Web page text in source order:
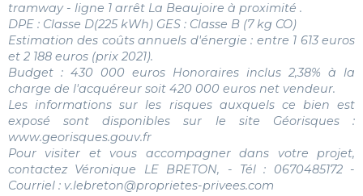
tramway - ligne 1 arrêt La Beaujoire à proximité .
DPE : Classe D(225 kWh) GES : Classe B (7 kg CO)
Estimation des coûts annuels d'énergie : entre 1 613 euros
et 2 188 euros (prix 2021).
Budget : 430 000 euros Honoraires inclus 2,38% à la
charge de l'acquéreur soit 420 000 euros net vendeur.
Les informations sur les risques auxquels ce bien est
exposé sont disponibles sur le site Géorisques :
www.georisques.gouv.fr
Pour visiter et vous accompagner dans votre projet,
contactez Véronique LE BRETON, - Tél : 0670485172 -
Courriel : v.lebreton@proprietes-privees.com